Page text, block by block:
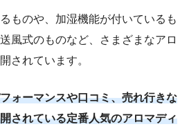
ものや、加湿機能が付いているも
風式のものなど、さまざまなアロ
されています。
ォーマンスや口コミ、売れ行きな
されている定番人気のアロマディ